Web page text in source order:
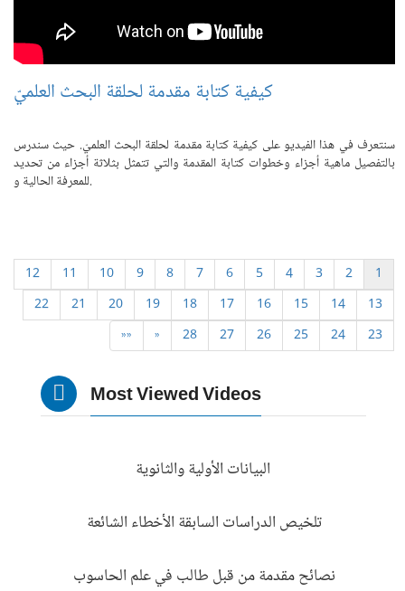
كيفية كتابة مقدمة لحلقة البحث العلميّ
سنتعرف في هذا الفيديو على كيفية كتابة مقدمة لحلقة البحث العلميّ. حيث سندرس
بالتفصيل ماهية أجزاء وخطوات كتابة المقدمة والتي تتمثل بثلاثة أجزاء من تحديد
للمعرفة الحالية و.
1
2
3
4
5
6
7
8
9
10
11
12
13
14
15
16
17
18
19
20
21
22
23
24
25
26
27
28
»
»»
Most Viewed Videos
تلخيص الدراسات السابقة الأخطاء الشائعة
نصائح مقدمة من قبل طالب في علم الحاسوب